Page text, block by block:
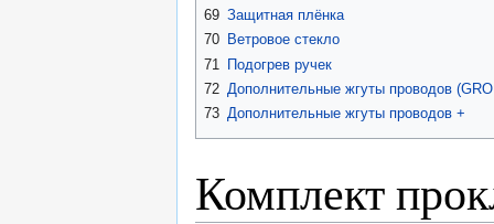
69 Защитная плёнка
70 Ветровое стекло
71
Подогрев ручек
72 Дополнительные жгуты проводов
73 Дополнительные жгуты проводов +
Комплект